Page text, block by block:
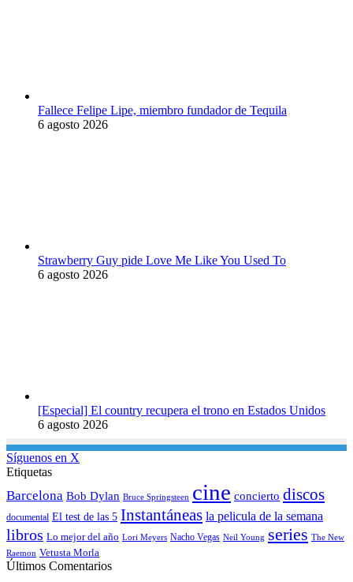
Fallece Felipe Lipe, miembro fundador de Tequila
6 agosto 2026
Strawberry Guy pide Love Me Like You Used To
6 agosto 2026
[Especial] El country recupera el trono en Estados Unidos
6 agosto 2026
Síguenos en X
Etiquetas
Barcelona Bob Dylan Bruce Springsteen cine concierto discos
documental El test de las 5 Instantáneas la pelicula de la semana
libros Lo mejor del año Lori Meyers Nacho Vegas Neil Young series The New
Raemon Vetusta Morla
Últimos Comentarios